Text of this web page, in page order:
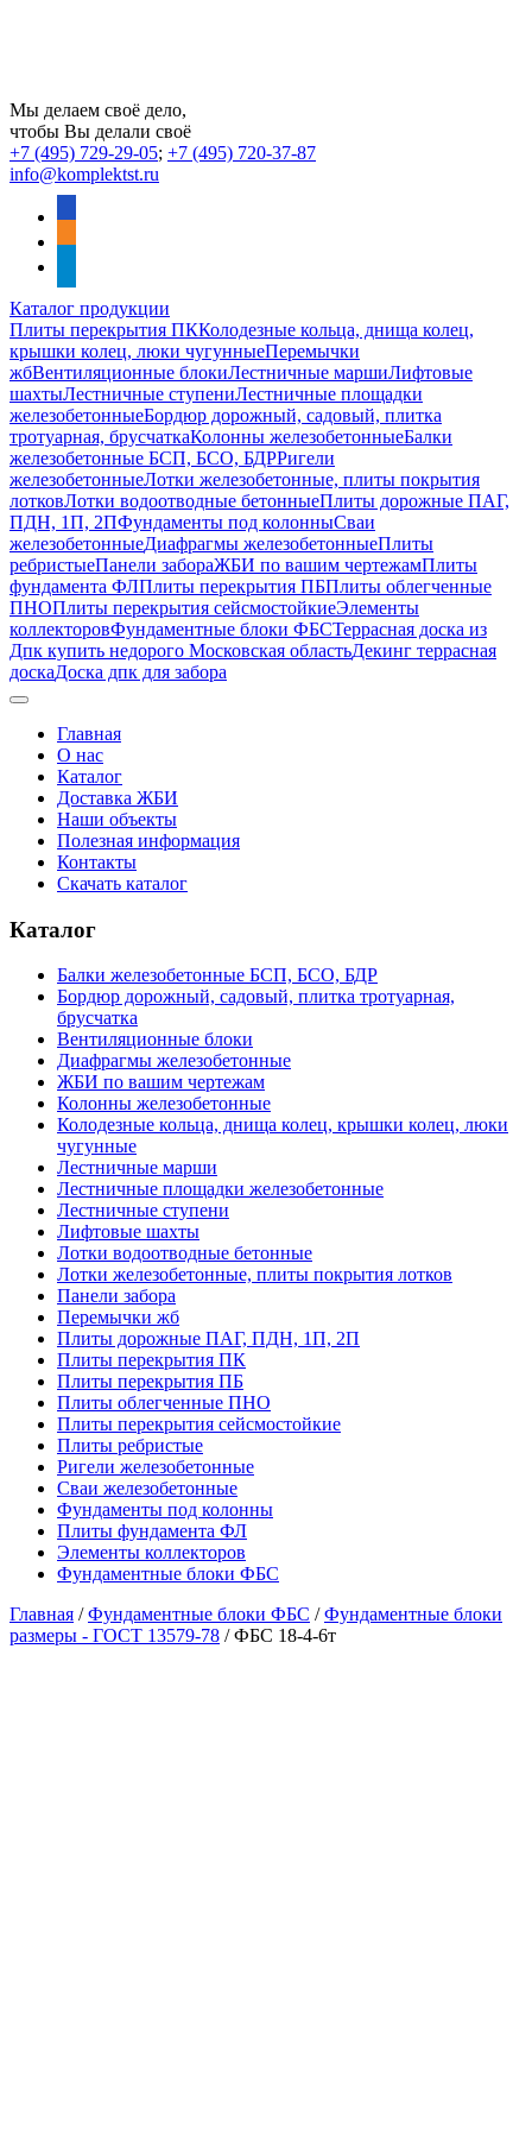
Мы делаем своё дело,
чтобы Вы делали своё
+7 (495) 729-29-05; +7 (495) 720-37-87
info@komplektst.ru
Каталог продукции
Плиты перекрытия ПККолодезные кольца, днища колец,
крышки колец, люки чугунныеПеремычки
жбВентиляционные блокиЛестничные маршиЛифтовые
шахтыЛестничные ступениЛестничные площадки
железобетонныеБордюр дорожный, садовый, плитка
тротуарная, брусчаткаКолонны железобетонныеБалки
железобетонные БСП, БСО, БДРРигели
железобетонныеЛотки железобетонные, плиты покрытия
лотковЛотки водоотводные бетонныеПлиты дорожные ПАГ,
ПДН, 1П, 2ПФундаменты под колонныСваи
железобетонныеДиафрагмы железобетонныеПлиты
ребристыеПанели забораЖБИ по вашим чертежамПлиты
фундамента ФЛПлиты перекрытия ПБПлиты облегченные
ПНОПлиты перекрытия сейсмостойкиеЭлементы
коллекторовФундаментные блоки ФБСТеррасная доска из
Дпк купить недорого Московская областьДекинг террасная
доскаДоска дпк для забора
Главная
О нас
Каталог
Доставка ЖБИ
Наши объекты
Полезная информация
Контакты
Скачать каталог
Каталог
Балки железобетонные БСП, БСО, БДР
Бордюр дорожный, садовый, плитка тротуарная,
брусчатка
Вентиляционные блоки
Диафрагмы железобетонные
ЖБИ по вашим чертежам
Колонны железобетонные
Колодезные кольца, днища колец, крышки колец, люки
чугунные
Лестничные марши
Лестничные площадки железобетонные
Лестничные ступени
Лифтовые шахты
Лотки водоотводные бетонные
Лотки железобетонные, плиты покрытия лотков
Панели забора
Перемычки жб
Плиты дорожные ПАГ, ПДН, 1П, 2П
Плиты перекрытия ПК
Плиты перекрытия ПБ
Плиты облегченные ПНО
Плиты перекрытия сейсмостойкие
Плиты ребристые
Ригели железобетонные
Сваи железобетонные
Фундаменты под колонны
Плиты фундамента ФЛ
Элементы коллекторов
Фундаментные блоки ФБС
Главная /Фундаментные блоки ФБС /Фундаментные блоки
размеры - ГОСТ 13579-78 / ФБС 18-4-6т